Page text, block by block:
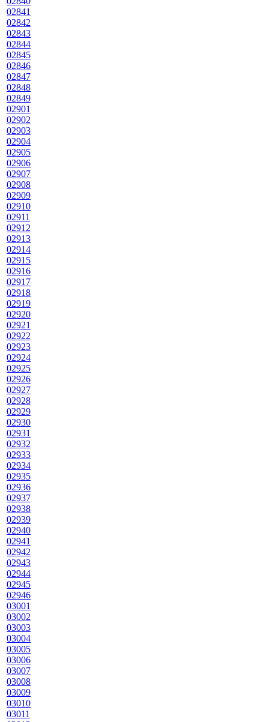
02841
02842
02843
02844
02845
02846
02847
02848
02849
02901
02902
02903
02904
02905
02906
02907
02908
02909
02910
02911
02912
02913
02914
02915
02916
02917
02918
02919
02920
02921
02922
02923
02924
02925
02926
02927
02928
02929
02930
02931
02932
02933
02934
02935
02936
02937
02938
02939
02940
02941
02942
02943
02944
02945
02946
03001
03002
03003
03004
03005
03006
03007
03008
03009
03010
03011